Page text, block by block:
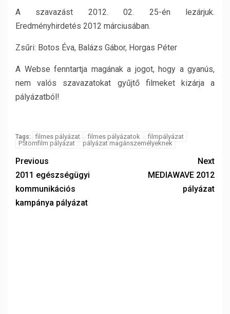
A szavazást 2012. 02. 25-én lezárjuk.
Eredményhirdetés 2012 márciusában.
Zsűri: Botos Éva, Balázs Gábor, Horgas Péter
A Webse fenntartja magának a jogot, hogy a gyanús,
nem valós szavazatokat gyűjtő filmeket kizárja a
pályázatból!
Tags: filmes pályázat filmes pályázatok
filmpályázat
P5tömfilm pályázat
pályázat magánszemélyeknek
Previous
2011 egészségügyi
kommunikációs
kampánya pályázat
Next
MEDIAWAVE 2012
pályázat